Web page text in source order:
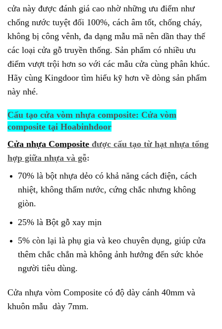
cửa này được đánh giá cao nhờ những ưu điểm như
chống nước tuyệt đối 100%, cách âm tốt, chống cháy,
không bị công vênh, đa dạng mẫu mã nên dần thay thế
các loại cửa gỗ truyền thống. Sản phẩm có nhiều ưu
điểm vượt trội hơn so với các mẫu cửa cùng phân khúc.
Hãy cùng Kingdoor tìm hiểu kỹ hơn về dòng sản phẩm
này nhé.
Cấu tạo cửa vòm nhựa composite: Cửa vòm
composite tại Hoabinhdoor
Cửa nhựa Composite được cấu tạo từ hạt nhựa tổng
hợp giữa nhựa và gỗ:
70% là bột nhựa dẻo có khả năng cách điện, cách
nhiệt, không thấm nước, cứng chắc nhưng không
giòn.
25% là Bột gỗ xay mịn
5% còn lại là phụ gia và keo chuyên dụng, giúp cửa
thêm chắc chắn mà không ảnh hưởng đến sức khỏe
người tiêu dùng.
Cửa nhựa vòm Composite có độ dày cánh 40mm và
khuôn mẫu dày 7mm.